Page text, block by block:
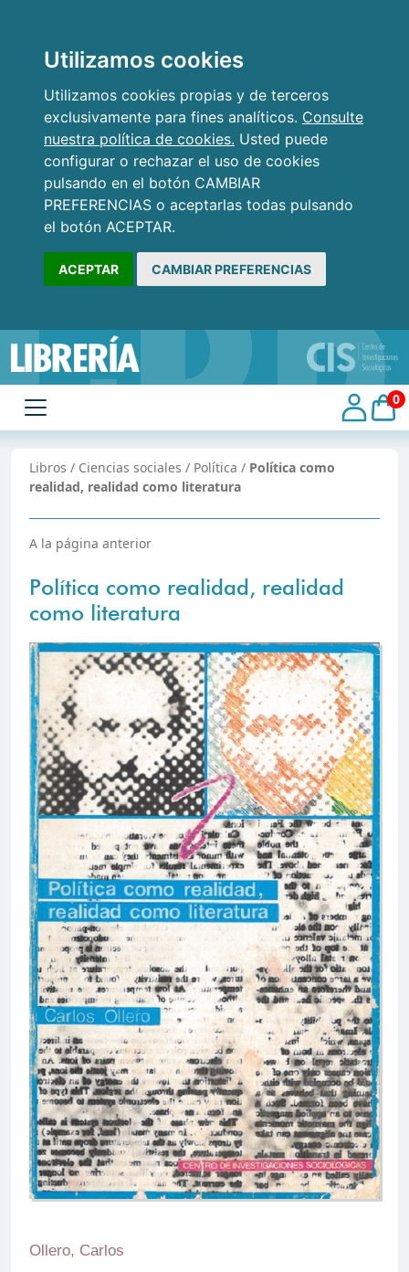
Utilizamos cookies
Utilizamos cookies propias y de terceros
exclusivamente para fines analíticos. Consulte
nuestra política de cookies. Usted puede
configurar o rechazar el uso de cookies
pulsando en el botón CAMBIAR
PREFERENCIAS o aceptarlas todas pulsando
el botón ACEPTAR.
ACEPTAR CAMBIAR PREFERENCIAS
0
Libros / Ciencias sociales / Política / Política como
realidad, realidad como literatura
A la página anterior
Política como realidad, realidad
como literatura
Ollero, Carlos